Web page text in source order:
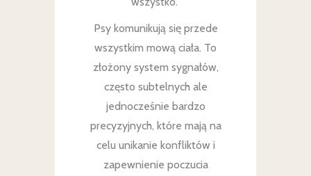
Psy komunikują się przede
wszystkim mową ciała. To
złożony system sygnałów,
często subtelnych ale
jednocześnie bardzo
precyzyjnych, które mają na
celu unikanie konfliktów i
zapewnienie poczucia